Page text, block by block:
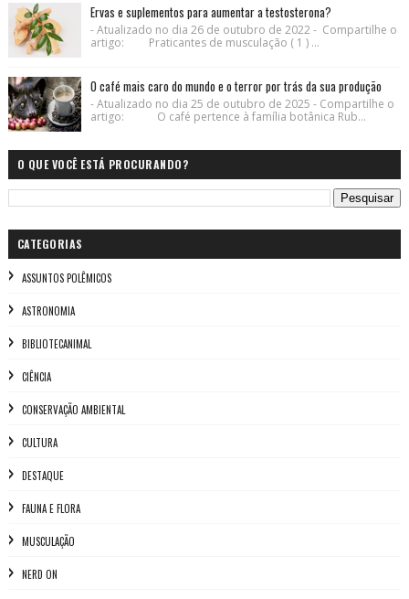
Ervas e suplementos para aumentar a testosterona?
- Atualizado no dia 26 de outubro de 2022 - Compartilhe o
artigo: Praticantes de musculação ( 1 ) ...
O café mais caro do mundo e o terror por trás da sua produção
- Atualizado no dia 25 de outubro de 2025 - Compartilhe o
artigo: O café pertence à família botânica Rub...
O QUE VOCÊ ESTÁ PROCURANDO?
CATEGORIAS
ASSUNTOS POLÊMICOS
ASTRONOMIA
BIBLIOTECANIMAL
CIÊNCIA
CONSERVAÇÃO AMBIENTAL
CULTURA
DESTAQUE
FAUNA E FLORA
MUSCULAÇÃO
NERD ON